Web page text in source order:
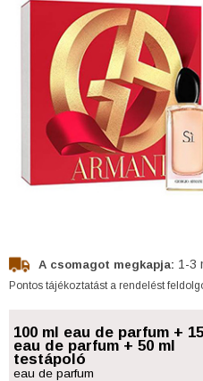
A csomagot megkapja: 1-3
Pontos tájékoztatást a rendelést
100 ml eau de parfum +
eau de parfum + 50 ml
testápoló
eau de parfum